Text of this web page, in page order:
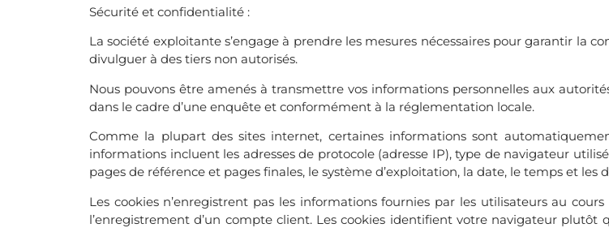
Sécurité et confidentialité :
La société exploitante s’engage à prendre les mesures nécessaires pour garantir la
divulguer à des tiers non autorisés.
Nous pouvons être amenés à transmettre vos informations personnelles aux
dans le cadre d’une enquête et conformément à la réglementation locale.
Comme la plupart des sites internet, certaines informations sont
informations incluent les adresses de protocole (adresse IP), type de navigateur
pages de référence et pages finales, le système d’exploitation, la date, le temps et les
Les cookies n’enregistrent pas les informations fournies par les utilisateurs au
l’enregistrement d’un compte client. Les cookies identifient votre navigateur